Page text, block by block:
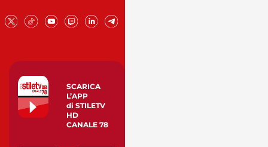
SCARICA
L’APP
di STILETV
HD
CANALE 78